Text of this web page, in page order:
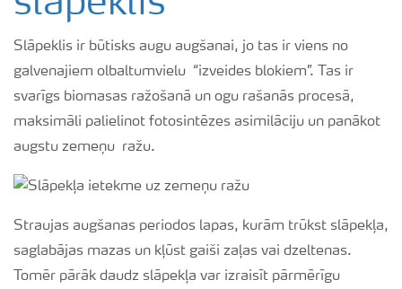
Slāpeklis ir būtisks augu augšanai, jo tas ir viens no
galvenajiem olbaltumvielu “izveides blokiem”. Tas ir
svarīgs biomasas ražošanā un ogu rašanās procesā,
maksimāli palielinot fotosintēzes asimilāciju un panākot
augstu zemeņu ražu.
Straujas augšanas periodos lapas, kurām trūkst slāpekļa,
saglabājas mazas un kļūst gaiši zaļas vai dzeltenas.
Tomēr pārāk daudz slāpekļa var izraisīt pārmērīgu